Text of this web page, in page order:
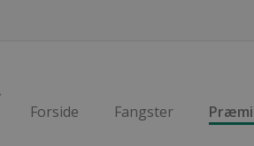
Forside Fangster